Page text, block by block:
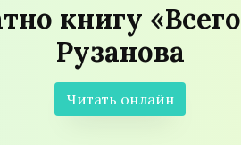
книгу
Рузанова
Читать онлайн